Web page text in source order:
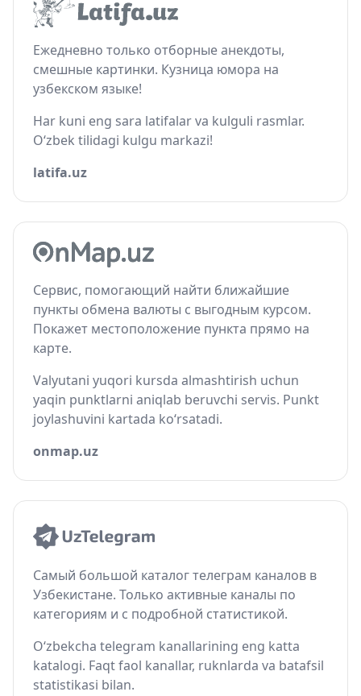
Ежедневно только отборные анекдоты,
смешные картинки. Кузница юмора на
узбекском языке!
Har kuni eng sara latifalar va kulguli rasmlar.
O‘zbek tilidagi kulgu markazi!
latifa.uz
Сервис, помогающий найти ближайшие
пункты обмена валюты с выгодным курсом.
Покажет местоположение пункта прямо на
карте.
Valyutani yuqori kursda almashtirish uchun
yaqin punktlarni aniqlab beruvchi servis. Punkt
joylashuvini kartada ko‘rsatadi.
onmap.uz
Самый большой каталог телеграм каналов в
Узбекистане. Только активные каналы по
категориям и с подробной статистикой.
O‘zbekcha telegram kanallarining eng katta
katalogi. Faqt faol kanallar, ruknlarda va batafsil
statistikasi bilan.